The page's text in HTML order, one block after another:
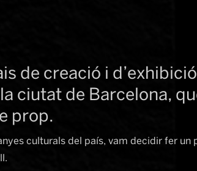
de creació i d’exhibició
ciutat de Barcelona,
prop.
culturals del país, vam decidir fer un